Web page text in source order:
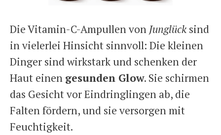
Die Vitamin-C-Ampullen von Junglück sind
in vielerlei Hinsicht sinnvoll: Die kleinen
Dinger sind wirkstark und schenken der
Haut einen gesunden Glow. Sie schirmen
das Gesicht vor Eindringlingen ab, die
Falten fördern, und sie versorgen mit
Feuchtigkeit.